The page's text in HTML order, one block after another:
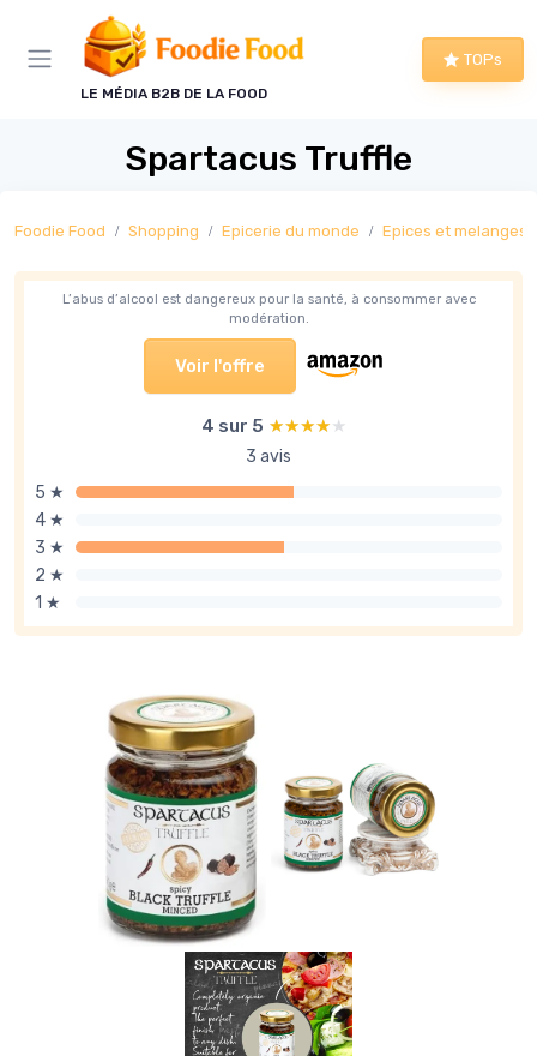
LE MÉDIA B2B DE LA FOOD
TOPs
Spartacus Truffle
Foodie Food Shopping Epicerie du monde Epices et melanges
L’abus d’alcool est dangereux pour la santé, à consommer avec
modération.
Voir l'offre
4 sur 5 ★★★★★
★★★★★
3 avis
5 ★
4 ★
3 ★
2 ★
1 ★
Panneau de gestion des cookies